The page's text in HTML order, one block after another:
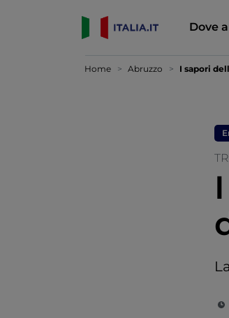
Dove
Home Abruzzo I sapori